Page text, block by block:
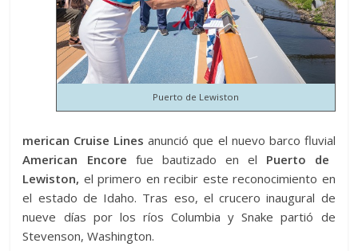
Puerto de Lewiston
merican Cruise Lines anunció que el nuevo barco fluvial
American Encore fue bautizado en el Puerto de
Lewiston, el primero en recibir este reconocimiento en
el estado de Idaho. Tras eso, el crucero inaugural de
nueve días por los ríos Columbia y Snake partió de
Stevenson, Washington.